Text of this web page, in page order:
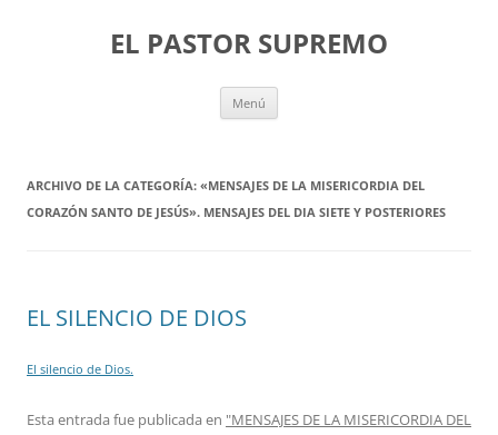
EL PASTOR SUPREMO
Menú
ARCHIVO DE LA CATEGORÍA: «MENSAJES DE LA MISERICORDIA DEL
CORAZÓN SANTO DE JESÚS». MENSAJES DEL DIA SIETE Y POSTERIORES
EL SILENCIO DE DIOS
El silencio de Dios.
Esta entrada fue publicada en "MENSAJES DE LA MISERICORDIA DEL